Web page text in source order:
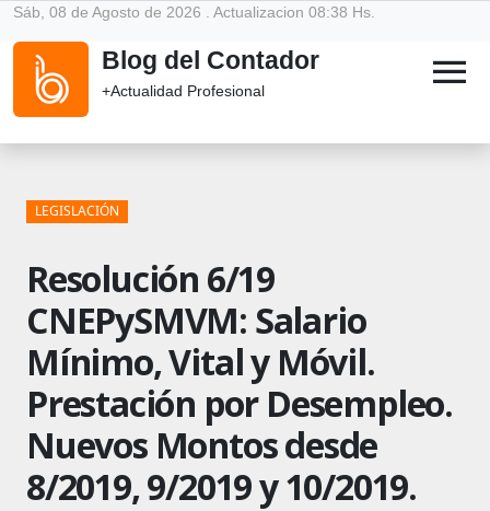
Sáb, 08 de Agosto de 2026 . Actualizacion 08:38 Hs.
Blog del Contador
+Actualidad Profesional menu
LEGISLACIÓN
Resolución 6/19
CNEPySMVM: Salario
Mínimo, Vital y Móvil.
Prestación por Desempleo.
Nuevos Montos desde
8/2019, 9/2019 y 10/2019.